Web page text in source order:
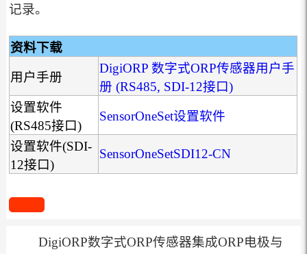
记录。
资料下载
用户手册
DigiORP 数字式ORP传感器用户手
册 (RS485, SDI-12接口)
设置软件
(RS485接口)
SensorOneSet设置软件
设置软件(SDI-
12接口)
SensorOneSetSDI12-CN
DigiORP数字式ORP传感器集成ORP电极与